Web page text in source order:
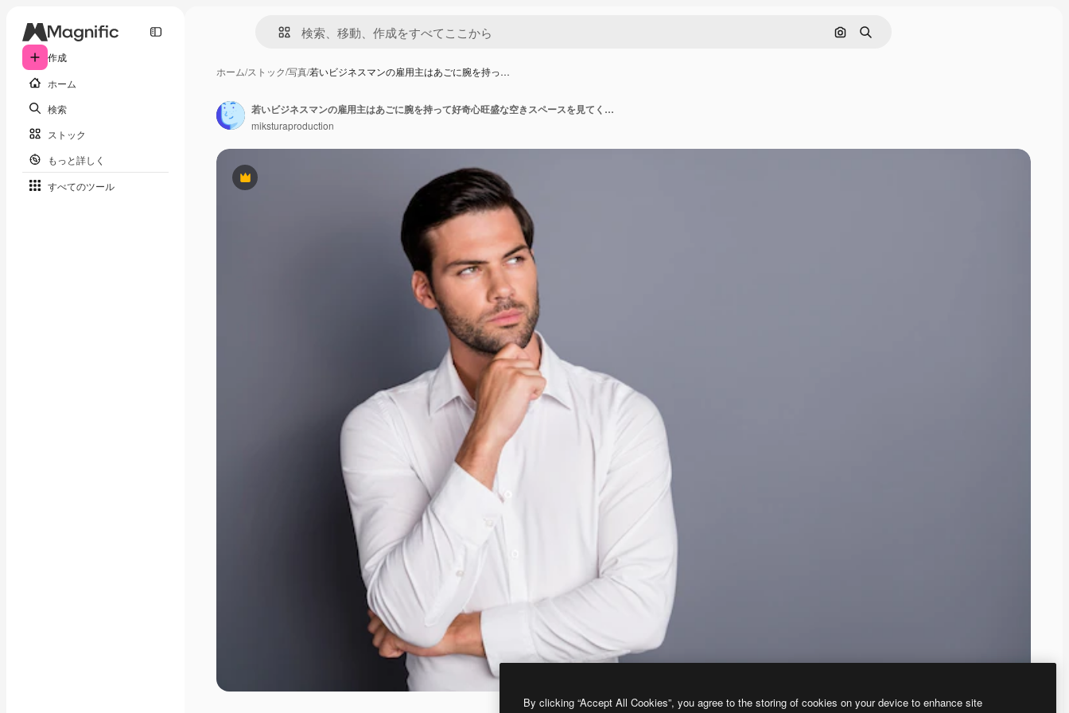
作成
ホーム
検索
ストック
もっと詳しく
すべてのツール
画像で検索
検索
ホーム/ストック/写真/若いビジネスマンの雇用主はあごに腕を持っ…
Premium
若いビジネスマンの雇用主はあごに腕を持って好奇心旺盛な空きスペースを見てください
miksturaproduction
By clicking “Accept All Cookies”, you agree to the storing of cookies on your device to enhance site